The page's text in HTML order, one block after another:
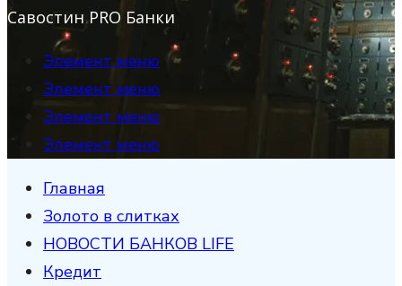
Савостин PRO Банки
Элемент меню
Элемент меню
Элемент меню
Элемент меню
Главная
Золото в слитках
НОВОСТИ БАНКОВ LIFE
Кредит